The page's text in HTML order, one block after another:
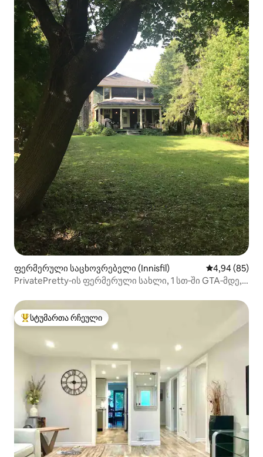
ფერმერული საცხოვრებელი (Innisfil) საშუალო
4,94 (85)
PrivatePretty‑ის ფერმერული სახლი, 1 სთ‑ში GTA‑მდე,
სტუმართა რჩეული მოწინავე ვარიანტი
სტუმართა რჩეული